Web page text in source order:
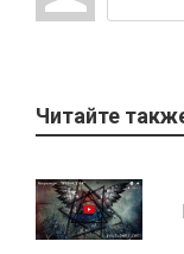
Читайте